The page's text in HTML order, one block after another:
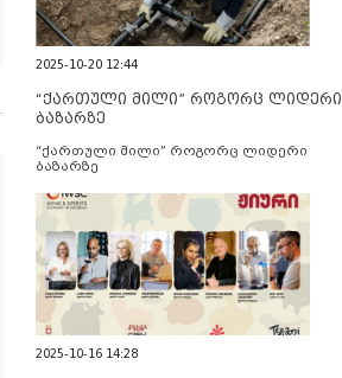
2025-10-20 12:44
“ქართული მილი” როგორც ლიდერი
ბაზარზე
“ქართული მილი” როგორც ლიდერი
ბაზარზე
2025-10-16 14:28